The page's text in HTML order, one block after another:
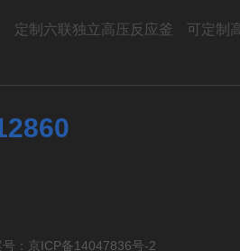
定制六联独立高压反应釜 可定制
： 京ICP备14047836号-2